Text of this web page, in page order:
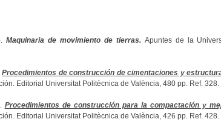
Maquinaria de movimiento de tierras.Apuntes de la
Procedimientos de construcción de cimentaciones y
Editorial Universitat Politècnica de València, 480 pp. Ref.
Procedimientos de construcción para la compactación y
Editorial Universitat Politècnica de València, 426 pp. Ref.